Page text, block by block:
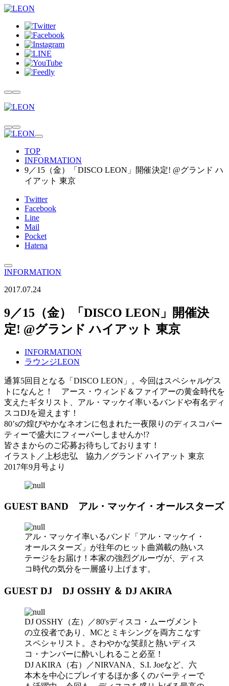
TOP
INFORMATION
9／15（金）「DISCO LEON」開催決定! @グランド ハ
イアット 東京
Twitter
Facebook
Line
Mail
Pocket
Hatena
INFORMATION
2017.07.24
9／15（金）「DISCO LEON」開催決
定! @グランド ハイアット 東京
INFORMATION
ラウンジLEON
通算5回目となる「DISCO LEON」。今回はスペシャルゲス
トになんと！ アース・ウィンド＆ファイアーの黄金時代を
支えたギタリスト、アル・マッケイ率いるバンドや有名ディ
スコDJを迎えます！
80’sの煌びやかなネオンに包まれた一夜限りのディスコパー
ティーで盛大にフィーバーしませんか!?
皆さまからのご応募お待ちしております！
イラスト／上杉忠弘 協力／グランド ハイアット 東京
2017年9月号より
GUEST BAND アル・マッケイ・オールスターズ
アル・マッケイ率いるバンド「アル・マッケイ・
オールスターズ」が往年のヒット曲満載の熱いス
テージをお届け！本家の強烈グルーヴが、ディス
コ時代の気分を一層盛り上げます。
GUEST DJ DJ OSSHY ＆ DJ AKIRA
DJ OSSHY（左）／80'sディスコ・ムーヴメント
の立役者であり、MCとミキシングを両方こなす
スペシャリスト。さわやかな笑顔と熱いディス
コ・ナンバーに酔いしれること必至！
DJ AKIRA（右）／NIRVANA、S.I. Joeなど、六
本木を中心にプレイするほか多くのパーティーで